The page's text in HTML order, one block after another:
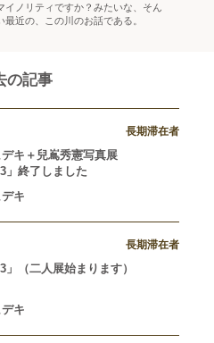
イノリティですか？みたいな、そん
近の、この川のお話である。
の記事
長期滞在者
キ＋兒嶌秀憲写真展
」終了しました
キ
長期滞在者
」（二人展始まります）
キ